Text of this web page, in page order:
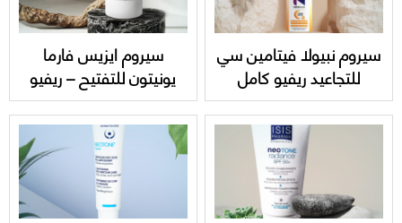
سيروم نبيولا فيتامين سي
للتجاعيد ريفيو كامل
واسعاره Nebula fandelon
سيروم ايزيس فارما
يونيتون للتفتيح – ريفيو
كامل عنه Isis Unitone
Advanced Serum